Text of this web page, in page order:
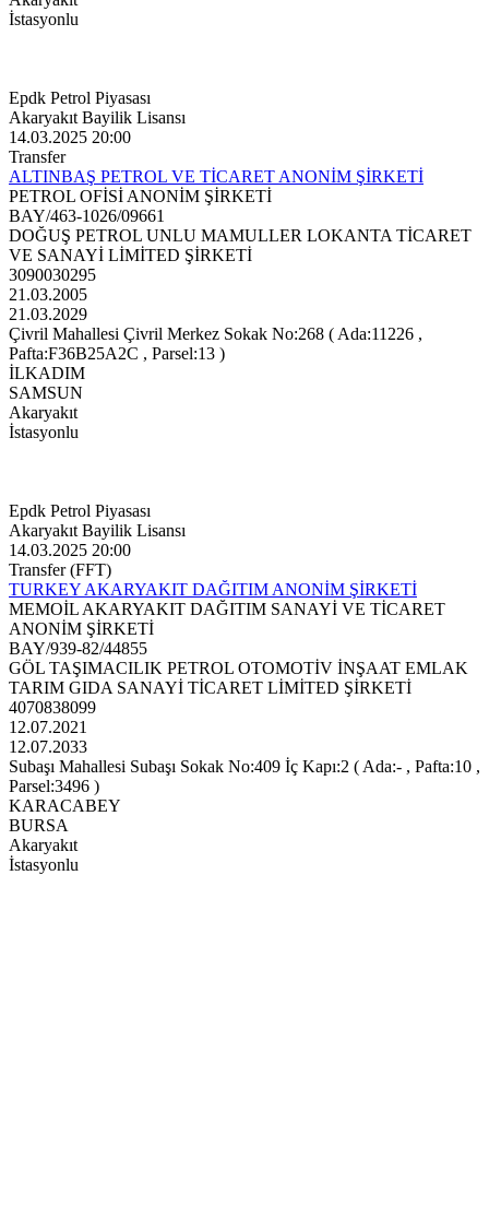
İstasyonlu
Epdk Petrol Piyasası
Akaryakıt Bayilik Lisansı
14.03.2025 20:00
Transfer
ALTINBAŞ PETROL VE TİCARET ANONİM ŞİRKETİ
PETROL OFİSİ ANONİM ŞİRKETİ
BAY/463-1026/09661
DOĞUŞ PETROL UNLU MAMULLER LOKANTA TİCARET
VE SANAYİ LİMİTED ŞİRKETİ
3090030295
21.03.2005
21.03.2029
Çivril Mahallesi Çivril Merkez Sokak No:268 ( Ada:11226 ,
Pafta:F36B25A2C , Parsel:13 )
İLKADIM
SAMSUN
Akaryakıt
İstasyonlu
Epdk Petrol Piyasası
Akaryakıt Bayilik Lisansı
14.03.2025 20:00
Transfer (FFT)
TURKEY AKARYAKIT DAĞITIM ANONİM ŞİRKETİ
MEMOİL AKARYAKIT DAĞITIM SANAYİ VE TİCARET
ANONİM ŞİRKETİ
BAY/939-82/44855
GÖL TAŞIMACILIK PETROL OTOMOTİV İNŞAAT EMLAK
TARIM GIDA SANAYİ TİCARET LİMİTED ŞİRKETİ
4070838099
12.07.2021
12.07.2033
Subaşı Mahallesi Subaşı Sokak No:409 İç Kapı:2 ( Ada:- , Pafta:10 ,
Parsel:3496 )
KARACABEY
BURSA
Akaryakıt
İstasyonlu